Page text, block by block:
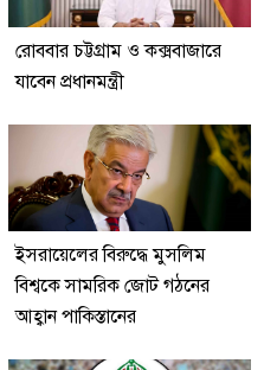
রোববার চট্টগ্রাম ও কক্সবাজারে
যাবেন প্রধানমন্ত্রী
ইসরায়েলের বিরুদ্ধে মুসলিম
বিশ্বকে সামরিক জোট গঠনের
আহ্বান পাকিস্তানের